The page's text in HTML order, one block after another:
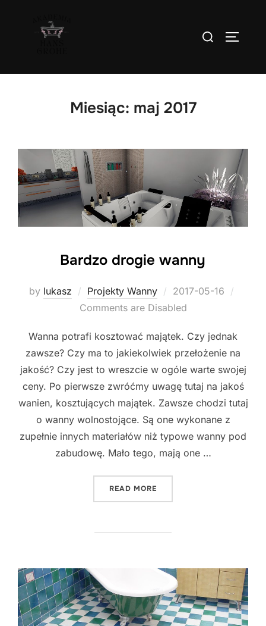
Search
Miesiąc: maj 2017
Bardzo drogie wanny
by lukasz Projekty Wanny
Posted
on
2017-05-16
Comments are Disabled
Wanna potrafi kosztować majątek. Czy jednak
zawsze? Czy ma to jakiekolwiek przełożenie na
jakość? Czy jest to wreszcie w ogóle warte swojej
ceny. Po pierwsze zwróćmy uwagę tutaj na jakoś
wanien, kosztujących majątek. Zawsze chodzi tutaj
o wanny wolnostojące. Są one wykonane z
zupełnie innych materiałów niż typowe wanny pod
zabudowę. Mało tego, mają one …
READ MORE